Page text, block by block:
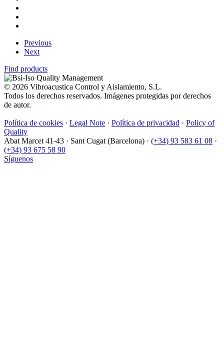
Previous
Next
Find products
© 2026 Vibroacustica Control y Aislamiento, S.L.
Todos los derechos reservados. Imágenes protegidas por derechos
de autor.
Política de cookies · Legal Note · Política de privacidad · Policy of
Quality
Abat Marcet 41-43 · Sant Cugat (Barcelona) · (+34) 93 583 61 08 ·
(+34) 93 675 58 90
Síguenos